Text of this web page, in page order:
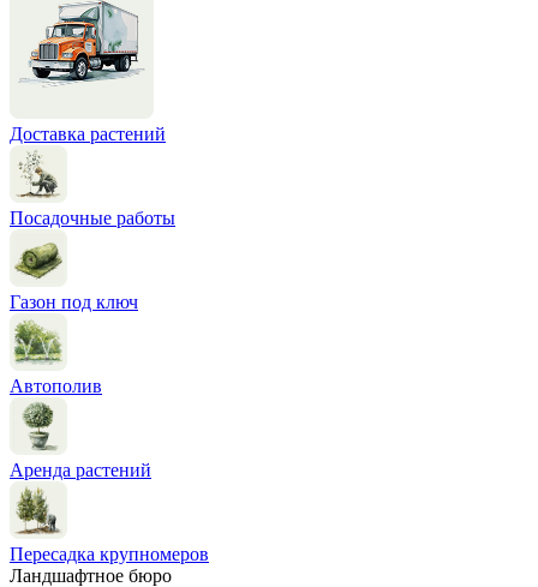
Доставка растений
Посадочные работы
Газон под ключ
Автополив
Аренда растений
Пересадка крупномеров
Ландшафтное бюро